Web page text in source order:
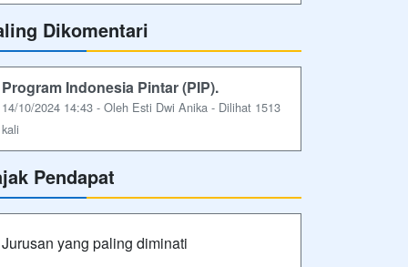
Dikomentari
Program Indonesia Pintar (PIP).
14/10/2024 14:43 - Oleh Esti Dwi Anika - Dilihat 1513
kali
Pendapat
Jurusan yang paling diminati